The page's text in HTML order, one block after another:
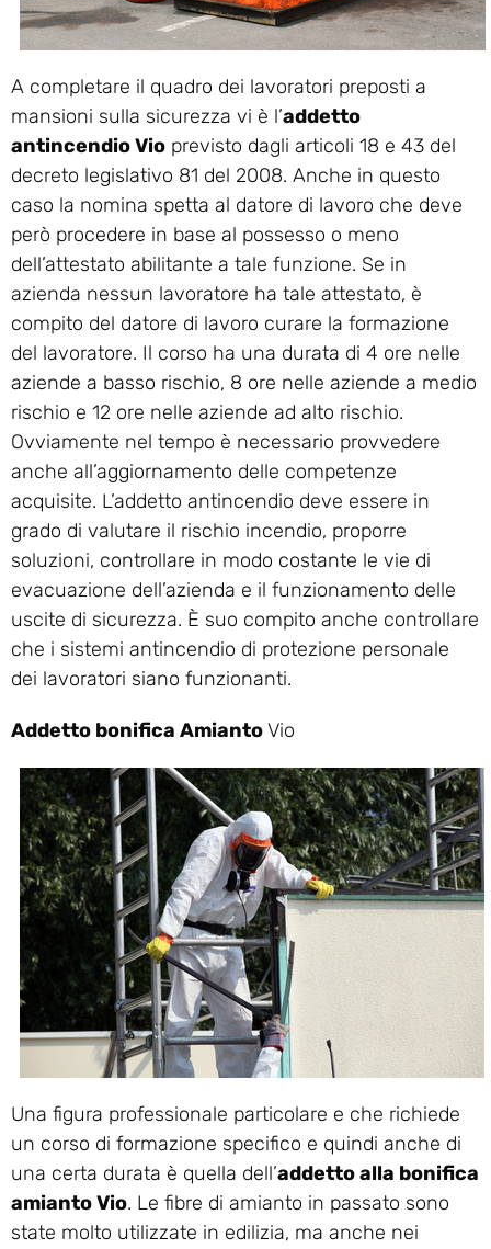
A completare il quadro dei lavoratori preposti a
mansioni sulla sicurezza vi è l’addetto
antincendio Vio previsto dagli articoli 18 e 43 del
decreto legislativo 81 del 2008. Anche in questo
caso la nomina spetta al datore di lavoro che deve
però procedere in base al possesso o meno
dell’attestato abilitante a tale funzione. Se in
azienda nessun lavoratore ha tale attestato, è
compito del datore di lavoro curare la formazione
del lavoratore. Il corso ha una durata di 4 ore nelle
aziende a basso rischio, 8 ore nelle aziende a medio
rischio e 12 ore nelle aziende ad alto rischio.
Ovviamente nel tempo è necessario provvedere
anche all’aggiornamento delle competenze
acquisite. L’addetto antincendio deve essere in
grado di valutare il rischio incendio, proporre
soluzioni, controllare in modo costante le vie di
evacuazione dell’azienda e il funzionamento delle
uscite di sicurezza. È suo compito anche controllare
che i sistemi antincendio di protezione personale
dei lavoratori siano funzionanti.
Addetto bonifica AmiantoVio
Una figura professionale particolare e che richiede
un corso di formazione specifico e quindi anche di
una certa durata è quella dell’addetto alla bonifica
amianto Vio. Le fibre di amianto in passato sono
state molto utilizzate in edilizia, ma anche nei